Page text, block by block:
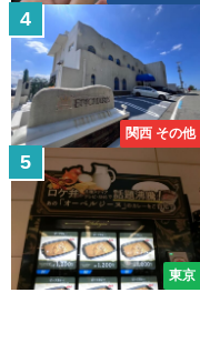
関西 その他
東京